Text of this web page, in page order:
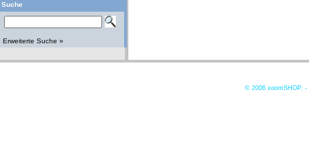
Suche
Erweiterte Suche »
© 2006 xoomSHOP. -